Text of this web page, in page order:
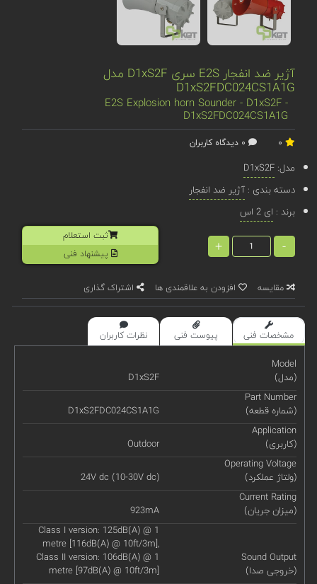
آژیر ضد انفجار E2S سری D1xS2F مدل
D1xS2FDC024CS1A1G
E2S Explosion horn Sounder - D1xS2F -
D1xS2FDC024CS1A1G
مدل:D1xS2F
دسته بندی :آژیر ضد انفجار
برند : ای 2 اس
-
+
ثبت استعلام
پیشنهاد فنی
مقایسه افزودن به علاقمندی ها اشتراک گذاری
مشخصات فنی پیوست فنی نظرات کاربران
Model
(مدل)
D1xS2F
Part Number
(شماره قطعه)
D1xS2FDC024CS1A1G
Application
(کاربری)
Outdoor
Operating Voltage
(ولتاژ عملکرد)
24V dc (10-30V dc)
Current Rating
(میزان جریان)
923mA
Sound Output
(خروجی صدا)
Class I version: 125dB(A) @ 1
metre [116dB(A) @ 10ft/3m],
Class II version: 106dB(A) @ 1
metre [97dB(A) @ 10ft/3m]